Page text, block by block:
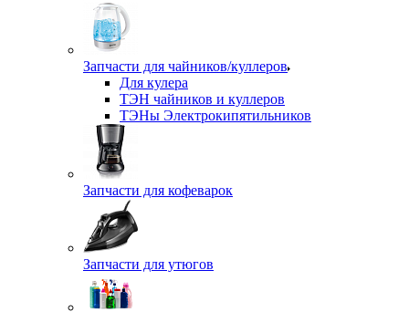
Запчасти для чайников/куллеров
Для кулера
ТЭН чайников и куллеров
ТЭНы Электрокипятильников
Запчасти для кофеварок
Запчасти для утюгов